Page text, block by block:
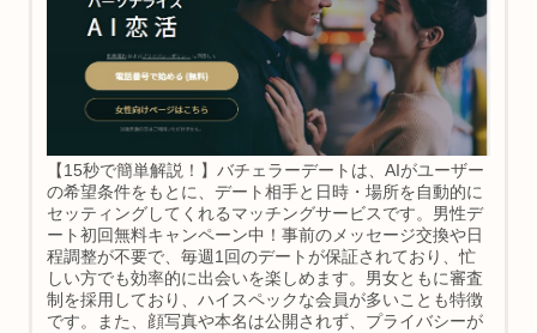
【15秒で簡単解説！】バチェラーデートは、AIがユーザー
の希望条件をもとに、デート相手と日時・場所を自動的に
セッティングしてくれるマッチングサービスです。男性デ
ート初回無料キャンペーン中！事前のメッセージ交換や日
程調整が不要で、毎週1回のデートが保証されており、忙
しい方でも効率的に出会いを楽しめます。男女ともに審査
制を採用しており、ハイスペックな会員が多いことも特徴
です。また、顔写真や本名は公開されず、プライバシーが